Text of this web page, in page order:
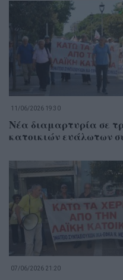
11/06/2026 19:30
Νέα διαμαρτυρία σε
κατοικιών ευάλωτων
07/06/2026 21:20